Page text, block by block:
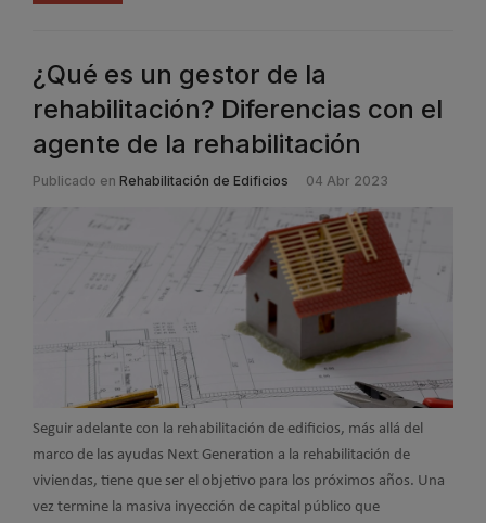
¿Qué es un gestor de la
rehabilitación? Diferencias con el
agente de la rehabilitación
Publicado en Rehabilitación de Edificios 04 Abr 2023
Seguir adelante con la rehabilitación de edificios, más allá del
marco de las ayudas Next Generation a la rehabilitación de
viviendas, tiene que ser el objetivo para los próximos años. Una
vez termine la masiva inyección de capital público que